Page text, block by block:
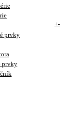
+-
prvky
prvky